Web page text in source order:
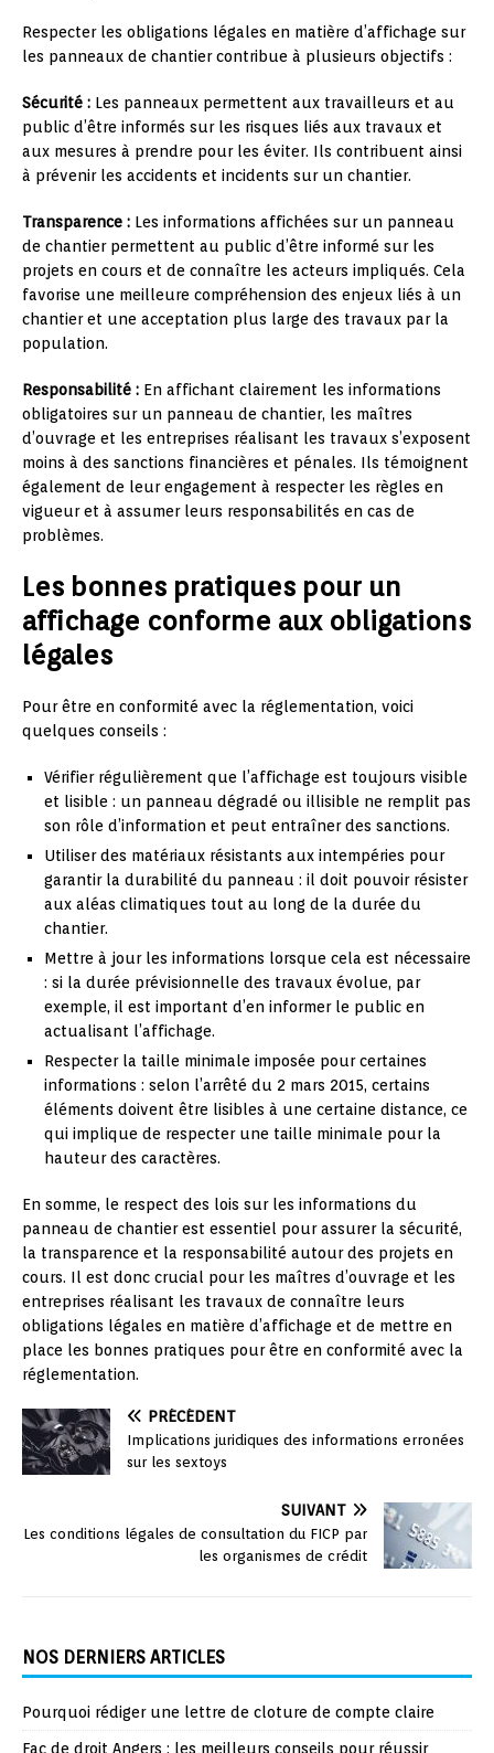
Respecter les obligations légales en matière d’affichage sur
les panneaux de chantier contribue à plusieurs objectifs :
Sécurité : Les panneaux permettent aux travailleurs et au
public d’être informés sur les risques liés aux travaux et
aux mesures à prendre pour les éviter. Ils contribuent ainsi
à prévenir les accidents et incidents sur un chantier.
Transparence : Les informations affichées sur un panneau
de chantier permettent au public d’être informé sur les
projets en cours et de connaître les acteurs impliqués. Cela
favorise une meilleure compréhension des enjeux liés à un
chantier et une acceptation plus large des travaux par la
population.
Responsabilité : En affichant clairement les informations
obligatoires sur un panneau de chantier, les maîtres
d’ouvrage et les entreprises réalisant les travaux s’exposent
moins à des sanctions financières et pénales. Ils témoignent
également de leur engagement à respecter les règles en
vigueur et à assumer leurs responsabilités en cas de
problèmes.
Les bonnes pratiques pour un
affichage conforme aux obligations
légales
Pour être en conformité avec la réglementation, voici
quelques conseils :
Vérifier régulièrement que l’affichage est toujours visible
et lisible : un panneau dégradé ou illisible ne remplit pas
son rôle d’information et peut entraîner des sanctions.
Utiliser des matériaux résistants aux intempéries pour
garantir la durabilité du panneau : il doit pouvoir résister
aux aléas climatiques tout au long de la durée du
chantier.
Mettre à jour les informations lorsque cela est nécessaire
: si la durée prévisionnelle des travaux évolue, par
exemple, il est important d’en informer le public en
actualisant l’affichage.
Respecter la taille minimale imposée pour certaines
informations : selon l’arrêté du 2 mars 2015, certains
éléments doivent être lisibles à une certaine distance, ce
qui implique de respecter une taille minimale pour la
hauteur des caractères.
En somme, le respect des lois sur les informations du
panneau de chantier est essentiel pour assurer la sécurité,
la transparence et la responsabilité autour des projets en
cours. Il est donc crucial pour les maîtres d’ouvrage et les
entreprises réalisant les travaux de connaître leurs
obligations légales en matière d’affichage et de mettre en
place les bonnes pratiques pour être en conformité avec la
réglementation.
PRÉCÉDENT
Implications juridiques des informations erronées
sur les sextoys
SUIVANT
Les conditions légales de consultation du FICP par
les organismes de crédit
NOS DERNIERS ARTICLES
Pourquoi rédiger une lettre de cloture de compte claire
Fac de droit Angers : les meilleurs conseils pour réussir